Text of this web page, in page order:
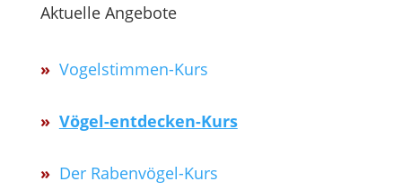
Aktuelle Angebote
» Vogelstimmen-Kurs
» Vögel-entdecken-Kurs
» Der Rabenvögel-Kurs